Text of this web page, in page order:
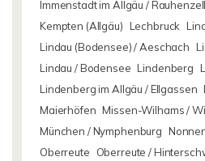
Immenstadt im Allgäu / Rauhenzell
Kempten (Allgäu) Lechbruck
Lindau (Bodensee) / Aeschach
Lindau / Bodensee Lindenberg
Lindenberg im Allgäu / Ellgassen
Maierhöfen Missen-Wilhams /
München / Nymphenburg
Oberreute
Oberreute /